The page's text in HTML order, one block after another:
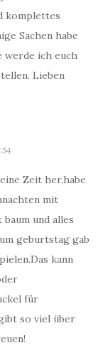
komplettes
Sachen habe
werde ich euch
Lieben
Zeit her,habe
mit
und alles
geburtstag gab
kann
für
so viel über